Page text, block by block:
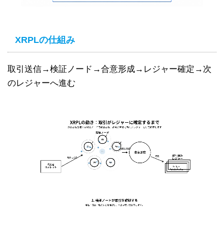
XRPLの仕組み
取引送信→検証ノード→合意形成→レジャー確定→次
のレジャーへ進む